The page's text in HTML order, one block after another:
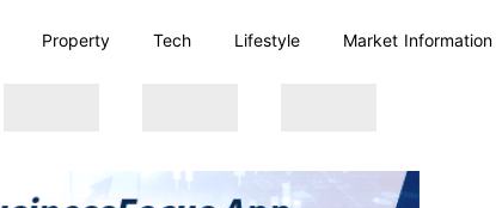
Property Tech Lifestyle Market Information